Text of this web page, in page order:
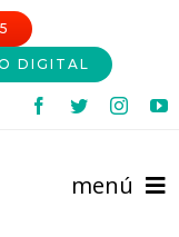
DIGITAL
menú